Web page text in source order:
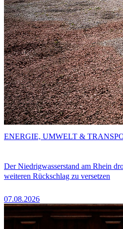
Der Niedrigwasserstand am Rhein
weiteren Rückschlag zu versetzen
07.08.2026
ENERGIE, UMWELT &